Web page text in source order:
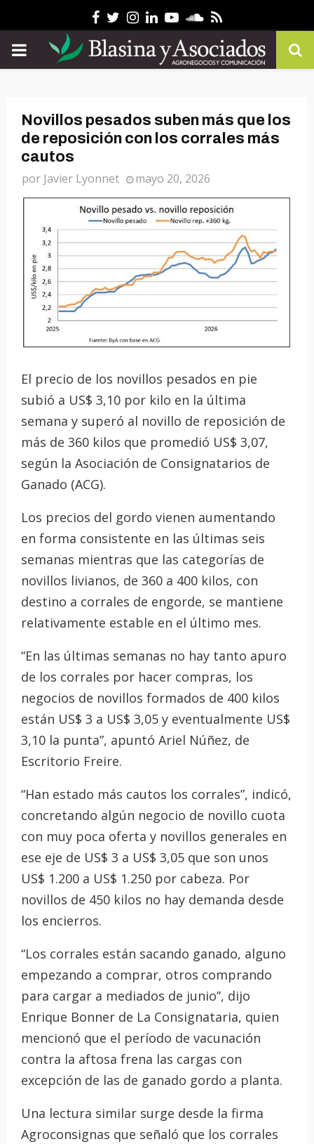
Facebook
Twitter
Instagram
Linkedin
YoutubeSoundcloud
Rss
PRIMARY
Novillos pesados suben más que los
de reposición con los corrales más
cautos
por Javier Lyonnet mayo 20, 2026
El precio de los novillos pesados en pie
subió a US$ 3,10 por kilo en la última
semana y superó al novillo de reposición de
más de 360 kilos que promedió US$ 3,07,
según la Asociación de Consignatarios de
Ganado (ACG).
Los precios del gordo vienen aumentando
en forma consistente en las últimas seis
semanas mientras que las categorías de
novillos livianos, de 360 a 400 kilos, con
destino a corrales de engorde, se mantiene
relativamente estable en el último mes.
“En las últimas semanas no hay tanto apuro
de los corrales por hacer compras, los
negocios de novillos formados de 400 kilos
están US$ 3 a US$ 3,05 y eventualmente US$
3,10 la punta”, apuntó Ariel Núñez, de
Escritorio Freire.
“Han estado más cautos los corrales”, indicó,
concretando algún negocio de novillo cuota
con muy poca oferta y novillos generales en
ese eje de US$ 3 a US$ 3,05 que son unos
US$ 1.200 a US$ 1.250 por cabeza. Por
novillos de 450 kilos no hay demanda desde
los encierros.
“Los corrales están sacando ganado, alguno
empezando a comprar, otros comprando
para cargar a mediados de junio”, dijo
Enrique Bonner de La Consignataria, quien
mencionó que el período de vacunación
contra la aftosa frena las cargas con
excepción de las de ganado gordo a planta.
Una lectura similar surge desde la firma
Agroconsignas que señaló que los corrales